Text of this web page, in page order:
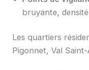
bruyante, densité
Les quartiers
Pigonnet, Val